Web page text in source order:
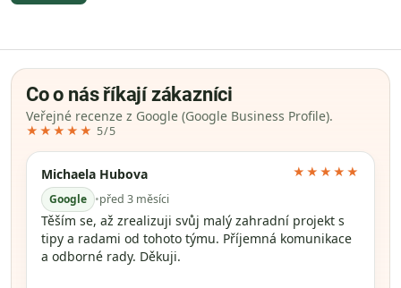
Co o nás říkají zákazníci
Veřejné recenze z Google (Google Business Profile).
★★★★★ 5/5
Michaela Hubova
Google •před 3 měsíci
★★★★★
Těším se, až zrealizuji svůj malý zahradní projekt s
tipy a radami od tohoto týmu. Příjemná komunikace
a odborné rady. Děkuji.